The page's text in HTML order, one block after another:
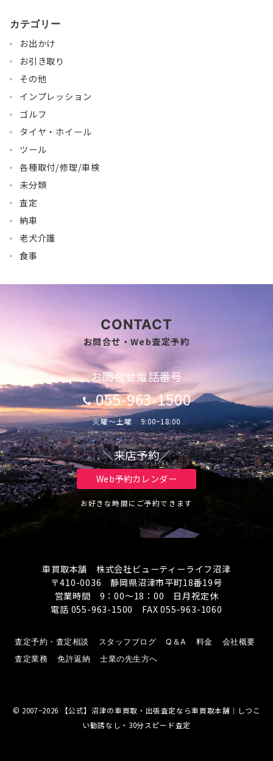
カテゴリー
お出かけ
お引き取り
その他
インプレッション
ゴルフ
タイヤ・ホイール
ツール
各種取付/修理/車検
未分類
査定
納車
老犬介護
食事
CONTACT
お問合せ・Web査定予約
お問合せ電話番号
055-963-1500
火曜～土曜 9:00~18:00
＼来店予約／
Web予約カレンダー
お好きな時間にご予約できます
車買取本舗 株式会社ビューティーライフ沼津
〒410-0036 静岡県沼津市平町18番19号
営業時間 9：00～18：00 日月祝定休
電話 055-963-1500 FAX 055-963-1060
査定予約・査定相談 スタッフブログ Q＆A 料金
会社概要
査定業務
免許返納 士業の先生方へ
© 2007−2026
【公式】沼津の車買取・出張査定なら車買取本舗｜しつこ
い勧誘なし・30分スピード査定